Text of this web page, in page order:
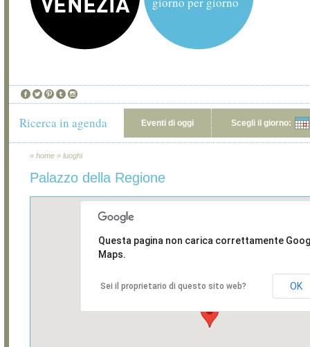
Ricerca in agenda Eventi di oggi Scegli il giorno:
» home » luoghi
Palazzo della Regione
Questa pagina non carica correttamente
Maps.
Sei il proprietario di questo sito web? OK